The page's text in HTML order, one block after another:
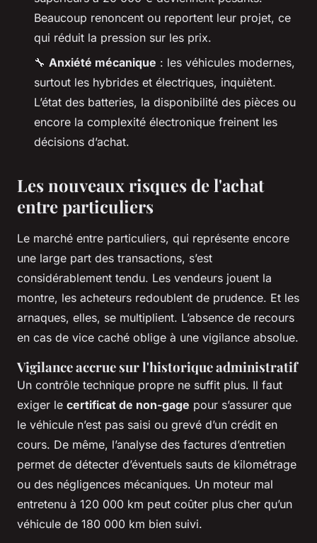
Beaucoup renoncent ou reportent leur projet, ce
qui réduit la pression sur les prix.
🔧 Anxiété mécanique : les véhicules modernes,
surtout les hybrides et électriques, inquiètent.
L’état des batteries, la disponibilité des pièces ou
encore la complexité électronique freinent les
décisions d’achat.
Les nouveaux risques de l'achat
entre particuliers
Le marché entre particuliers, qui représente encore
une large part des transactions, s’est
considérablement tendu. Les vendeurs jouent la
montre, les acheteurs redoublent de prudence. Et les
arnaques, elles, se multiplient. L’absence de recours
en cas de vice caché oblige à une vigilance absolue.
Vigilance accrue sur l'historique administratif
Un contrôle technique propre ne suffit plus. Il faut
exiger le certificat de non-gage pour s’assurer que
le véhicule n’est pas saisi ou grevé d’un crédit en
cours. De même, l’analyse des factures d’entretien
permet de détecter d’éventuels sauts de kilométrage
ou des négligences mécaniques. Un moteur mal
entretenu à 120 000 km peut coûter plus cher qu’un
véhicule de 180 000 km bien suivi.